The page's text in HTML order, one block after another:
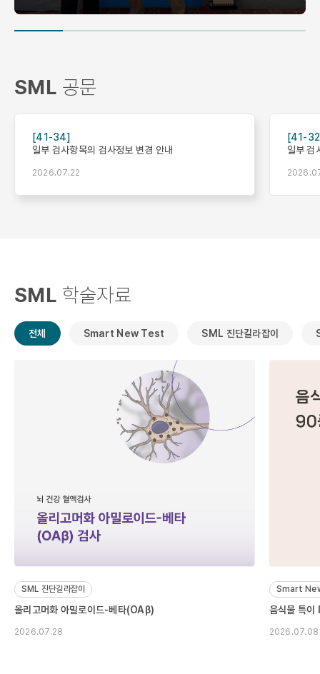
SML 공문
[41-34]
일부 검사항목의 검사정보 변경 안내
2026.07.22
[41-
일부 검
SML 학술자료
전체 Smart New Test SML 진단길라잡이
SML 진단길라잡이
올리고머화 아밀로이드-베타(OAβ)
2026.07.28
Smart
음식물 특
2026.07.08